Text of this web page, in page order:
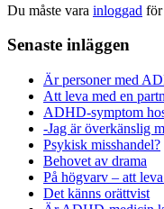
Du måste vara inloggad för
Senaste inläggen
Är personer med
Att leva med en
ADHD-symptom
-Jag är överkänslig
Psykisk misshandel?
Behovet av drama
På högvarv – att
Det känns orättvist